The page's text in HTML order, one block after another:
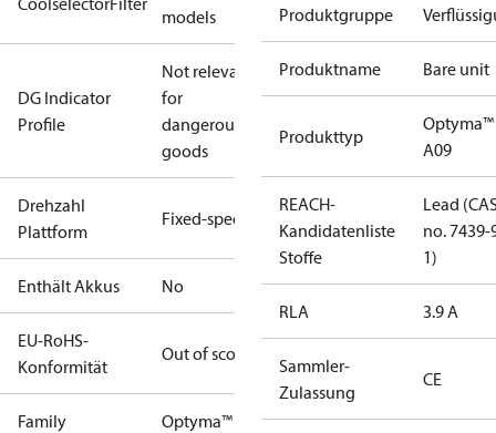
models
DG Indicator
Profile
Not relevant
for
dangerous
goods
Drehzahl
Plattform
Fixed-speed
Enthält Akkus No
EU-RoHS-
Konformität
Out of scope
Family Optyma™
Produktgruppe
Produktname Bare unit
Produkttyp
Optyma™
A09
REACH-
Kandidatenliste
Stoffe
Lead
no. 7439-
1)
RLA 3.9 A
Sammler-
Zulassung
CE